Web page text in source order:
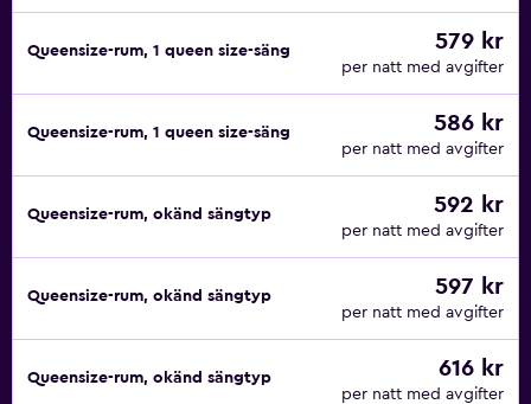
Queensize-rum, 1 queen size-säng 579 kr
per natt med avgifter
Queensize-rum, 1 queen size-säng 586 kr
per natt med avgifter
Queensize-rum, okänd sängtyp 592 kr
per natt med avgifter
Queensize-rum, okänd sängtyp 597 kr
per natt med avgifter
Queensize-rum, okänd sängtyp 616 kr
per natt med avgifter